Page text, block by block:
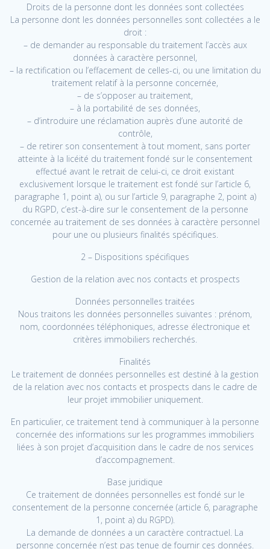
Droits de la personne dont les données sont collectées
La personne dont les données personnelles sont collectées a le
droit :
– de demander au responsable du traitement l’accès aux
données à caractère personnel,
– la rectification ou l’effacement de celles-ci, ou une limitation du
traitement relatif à la personne concernée,
– de s’opposer au traitement,
– à la portabilité de ses données,
– d’introduire une réclamation auprès d’une autorité de
contrôle,
– de retirer son consentement à tout moment, sans porter
atteinte à la licéité du traitement fondé sur le consentement
effectué avant le retrait de celui-ci, ce droit existant
exclusivement lorsque le traitement est fondé sur l’article 6,
paragraphe 1, point a), ou sur l’article 9, paragraphe 2, point a)
du RGPD, c’est-à-dire sur le consentement de la personne
concernée au traitement de ses données à caractère personnel
pour une ou plusieurs finalités spécifiques.
2 – Dispositions spécifiques
Gestion de la relation avec nos contacts et prospects
Données personnelles traitées
Nous traitons les données personnelles suivantes : prénom,
nom, coordonnées téléphoniques, adresse électronique et
critères immobiliers recherchés.
Finalités
Le traitement de données personnelles est destiné à la gestion
de la relation avec nos contacts et prospects dans le cadre de
leur projet immobilier uniquement.
En particulier, ce traitement tend à communiquer à la personne
concernée des informations sur les programmes immobiliers
liées à son projet d’acquisition dans le cadre de nos services
d’accompagnement.
Base juridique
Ce traitement de données personnelles est fondé sur le
consentement de la personne concernée (article 6, paragraphe
1, point a) du RGPD).
La demande de données a un caractère contractuel. La
personne concernée n’est pas tenue de fournir ces données.